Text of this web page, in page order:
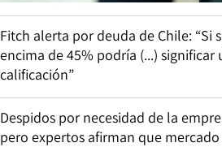
Fitch alerta por deuda de Chile: “Si
encima de 45% podría (...) significar
calificación”
Despidos por necesidad de la
pero expertos afirman que